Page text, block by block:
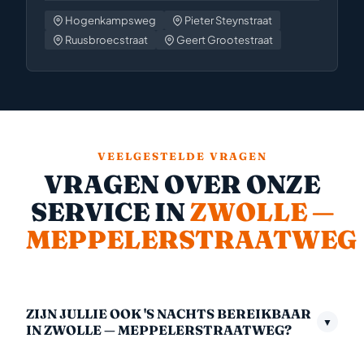
Hogenkampsweg
Pieter Steynstraat
Ruusbroecstraat
Geert Grootestraat
VEELGESTELDE VRAGEN
VRAGEN OVER ONZE
SERVICE INZWOLLE —
MEPPELERSTRAATWEG
ZIJN JULLIE OOK 'S NACHTS BEREIKBAAR
IN ZWOLLE — MEPPELERSTRAATWEG?
▼